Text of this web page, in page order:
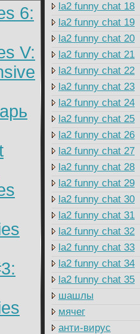
6:
V:
la2 funny chat 18
la2 funny chat 19
la2 funny chat 20
la2 funny chat 21
la2 funny chat 22
la2 funny chat 23
la2 funny chat 24
la2 funny chat 25
la2 funny chat 26
la2 funny chat 27
la2 funny chat 28
la2 funny chat 29
la2 funny chat 30
la2 funny chat 31
la2 funny chat 32
la2 funny chat 33
la2 funny chat 34
la2 funny chat 35
шашлы
мячег
анти-вирус